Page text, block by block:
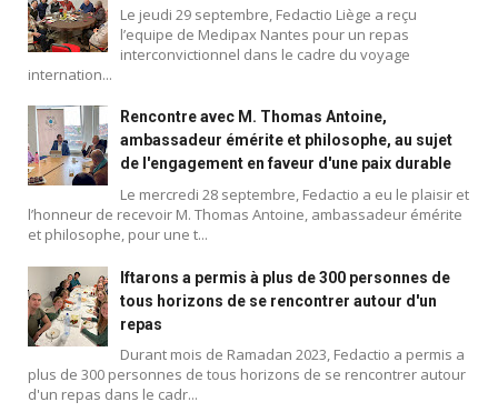
Le jeudi 29 septembre, Fedactio Liège a reçu
l’equipe de Medipax Nantes pour un repas
interconvictionnel dans le cadre du voyage
internation...
Rencontre avec M. Thomas Antoine,
ambassadeur émérite et philosophe, au sujet
de l'engagement en faveur d'une paix durable
Le mercredi 28 septembre, Fedactio a eu le plaisir et
l’honneur de recevoir M. Thomas Antoine, ambassadeur émérite
et philosophe, pour une t...
Iftarons a permis à plus de 300 personnes de
tous horizons de se rencontrer autour d'un
repas
Durant mois de Ramadan 2023, Fedactio a permis a
plus de 300 personnes de tous horizons de se rencontrer autour
d'un repas dans le cadr...